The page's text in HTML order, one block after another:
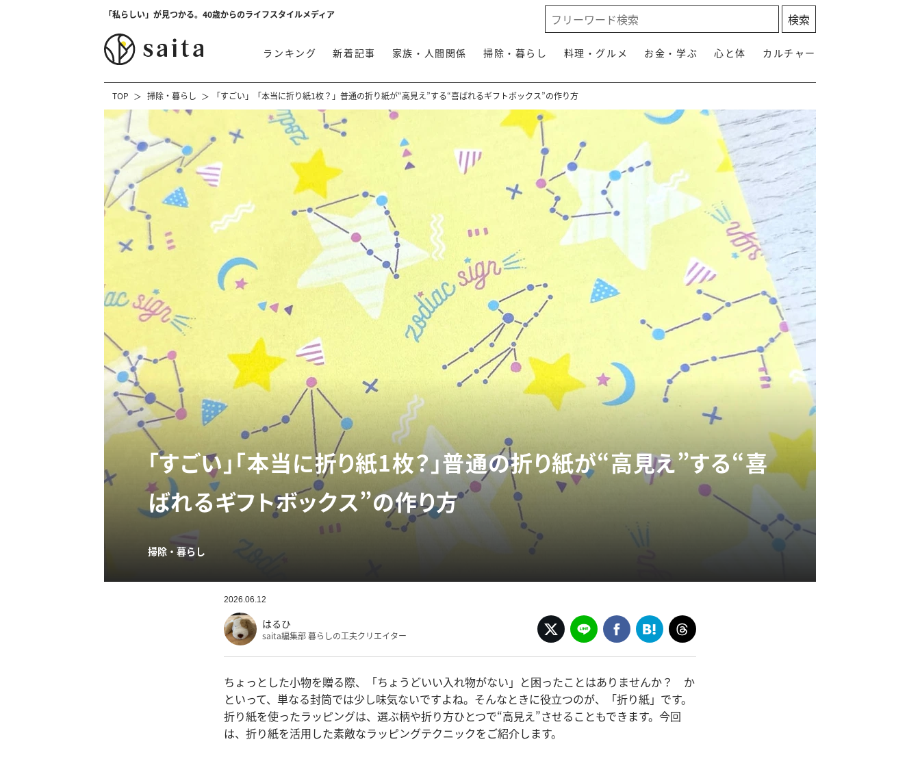
「私らしい」が見つかる。40歳からのライフスタイルメディア
ランキング 新着記事 家族・人間関係 掃除・暮らし 料理・グルメ お金・学ぶ 心と体 カルチャー
TOP 掃除・暮らし 「すごい」「本当に折り紙1枚？」普通の折り紙が“高見え”する“喜ばれるギフトボックス”の作り方
「すごい」「本当に折り紙1枚？」普通の折り紙が“高見え”する“喜
ばれるギフトボックス”の作り方
掃除・暮らし
2026.06.12
はるひ
saita編集部 暮らしの工夫クリエイター
ちょっとした小物を贈る際、「ちょうどいい入れ物がない」と困ったことはありませんか？ か
といって、単なる封筒では少し味気ないですよね。そんなときに役立つのが、「折り紙」です。
折り紙を使ったラッピングは、選ぶ柄や折り方ひとつで“高見え”させることもできます。今回
は、折り紙を活用した素敵なラッピングテクニックをご紹介します。